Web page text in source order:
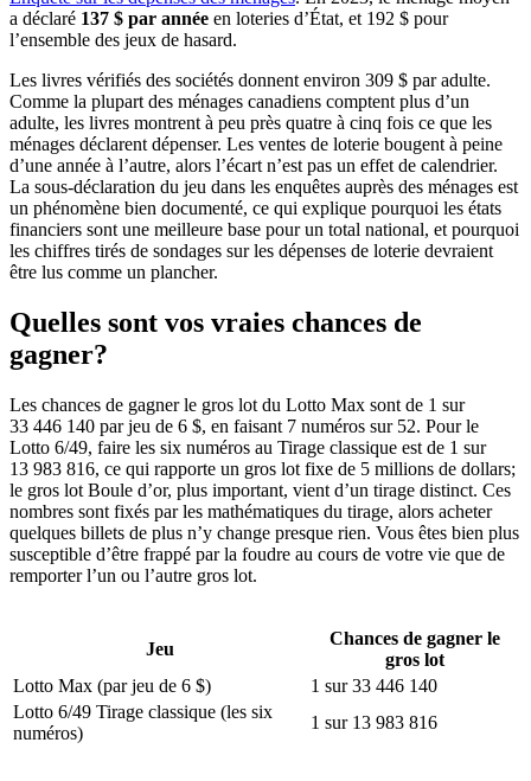
a déclaré 137 $ par année en loteries d’État, et 192 $ pour
l’ensemble des jeux de hasard.
Les livres vérifiés des sociétés donnent environ 309 $ par adulte.
Comme la plupart des ménages canadiens comptent plus d’un
adulte, les livres montrent à peu près quatre à cinq fois ce que les
ménages déclarent dépenser. Les ventes de loterie bougent à peine
d’une année à l’autre, alors l’écart n’est pas un effet de calendrier.
La sous-déclaration du jeu dans les enquêtes auprès des ménages est
un phénomène bien documenté, ce qui explique pourquoi les états
financiers sont une meilleure base pour un total national, et pourquoi
les chiffres tirés de sondages sur les dépenses de loterie devraient
être lus comme un plancher.
Quelles sont vos vraies chances de
gagner?
Les chances de gagner le gros lot du Lotto Max sont de 1 sur
33 446 140 par jeu de 6 $, en faisant 7 numéros sur 52. Pour le
Lotto 6/49, faire les six numéros au Tirage classique est de 1 sur
13 983 816, ce qui rapporte un gros lot fixe de 5 millions de dollars;
le gros lot Boule d’or, plus important, vient d’un tirage distinct. Ces
nombres sont fixés par les mathématiques du tirage, alors acheter
quelques billets de plus n’y change presque rien. Vous êtes bien plus
susceptible d’être frappé par la foudre au cours de votre vie que de
remporter l’un ou l’autre gros lot.
Jeu
Chances de gagner le
gros lot
Lotto Max (par jeu de 6 $)
1 sur 33 446 140
Lotto 6/49 Tirage classique (les six
numéros)
1 sur 13 983 816